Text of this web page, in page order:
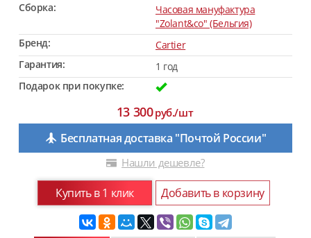
Сборка:
Часовая мануфактура
"Zolant&co" (Бельгия)
Бренд:
Cartier
Гарантия:
1 год
Подарок при покупке:
13 300руб./шт
Бесплатная доставка "Почтой России"
Нашли дешевле?
Купить в 1 клик Добавить в корзину